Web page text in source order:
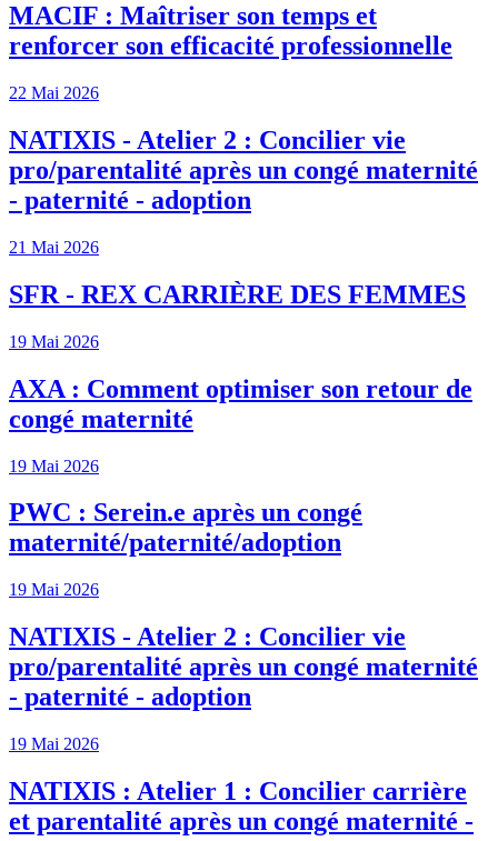
MACIF : Maîtriser son temps et
renforcer son efficacité professionnelle
22 Mai 2026
NATIXIS - Atelier 2 : Concilier vie
pro/parentalité après un congé maternité
- paternité - adoption
21 Mai 2026
SFR - REX CARRIÈRE DES FEMMES
19 Mai 2026
AXA : Comment optimiser son retour de
congé maternité
19 Mai 2026
PWC : Serein.e après un congé
maternité/paternité/adoption
19 Mai 2026
NATIXIS - Atelier 2 : Concilier vie
pro/parentalité après un congé maternité
- paternité - adoption
19 Mai 2026
NATIXIS : Atelier 1 : Concilier carrière
et parentalité après un congé maternité -